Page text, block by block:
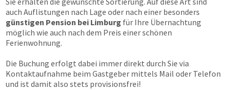
auch Auflistungen nach Lage oder nach einer besonders
günstigen Pension bei Limburg für Ihre Übernachtung
möglich wie auch nach dem Preis einer schönen
Ferienwohnung.
Die Buchung erfolgt dabei immer direkt durch Sie via
Kontaktaufnahme beim Gastgeber mittels Mail oder Telefon
und ist damit also stets provisionsfrei!